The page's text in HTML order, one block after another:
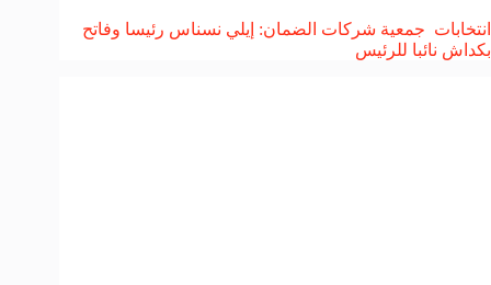
انتخابات جمعية شركات الضمان: إيلي نسناس رئيسا وفاتح
بكداش نائبا للرئيس